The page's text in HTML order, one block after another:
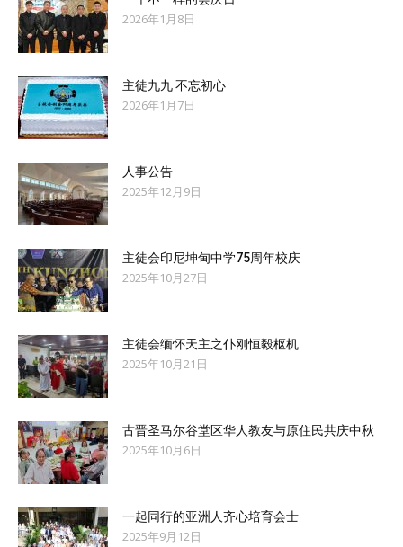
2026年1月8日
主徒九九 不忘初心
2026年1月7日
人事公告
2025年12月9日
主徒会印尼坤甸中学75周年校庆
2025年10月27日
主徒会缅怀天主之仆刚恒毅枢机
2025年10月21日
古晋圣马尔谷堂区华人教友与原住民共庆中秋
2025年10月6日
一起同行的亚洲人齐心培育会士
2025年9月12日